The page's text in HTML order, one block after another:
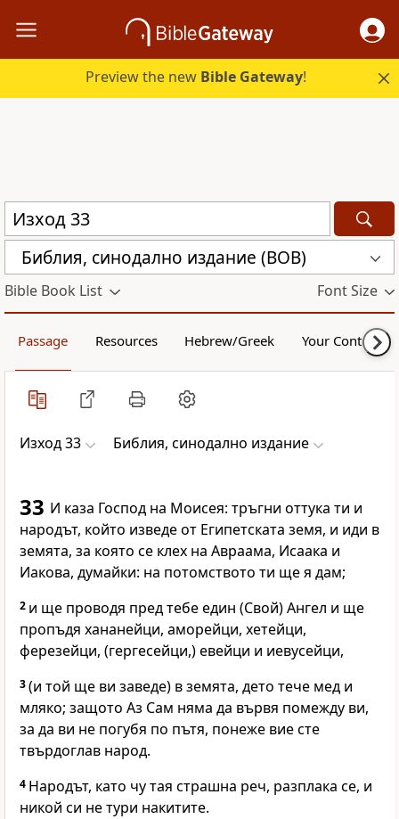
Preview the new Bible Gateway!
Библия, синодално издание (BOB)
Bible Book List Font Size
Passage Resources Hebrew/Greek Your Content
Изход 33 Библия, синодално издание
33 И каза Господ на Моисея: тръгни оттука ти и
народът, който изведе от Египетската земя, и иди в
земята, за която се клех на Авраама, Исаака и
Иакова, думайки: на потомството ти ще я дам;
2 и ще проводя пред тебе един (Свой) Ангел и ще
пропъдя хананейци, аморейци, хетейци,
ферезейци, (гергесейци,) евейци и иевусейци,
3(и той ще ви заведе) в земята, дето тече мед и
мляко; защото Аз Сам няма да вървя помежду ви,
за да ви не погубя по пътя, понеже вие сте
твърдоглав народ.
4 Народът, като чу тая страшна реч, разплака се, и
никой си не тури накитите.